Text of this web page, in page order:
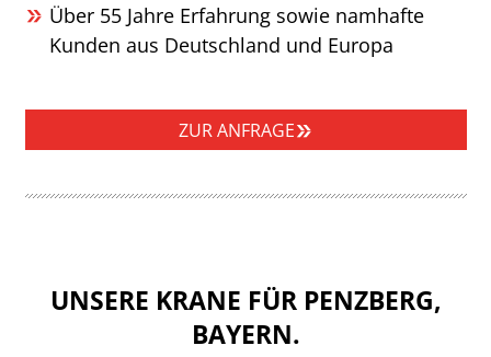
Über 55 Jahre Erfahrung sowie namhafte
Kunden aus Deutschland und Europa
ZUR ANFRAGE
UNSERE KRANE FÜR PENZBERG,
BAYERN.